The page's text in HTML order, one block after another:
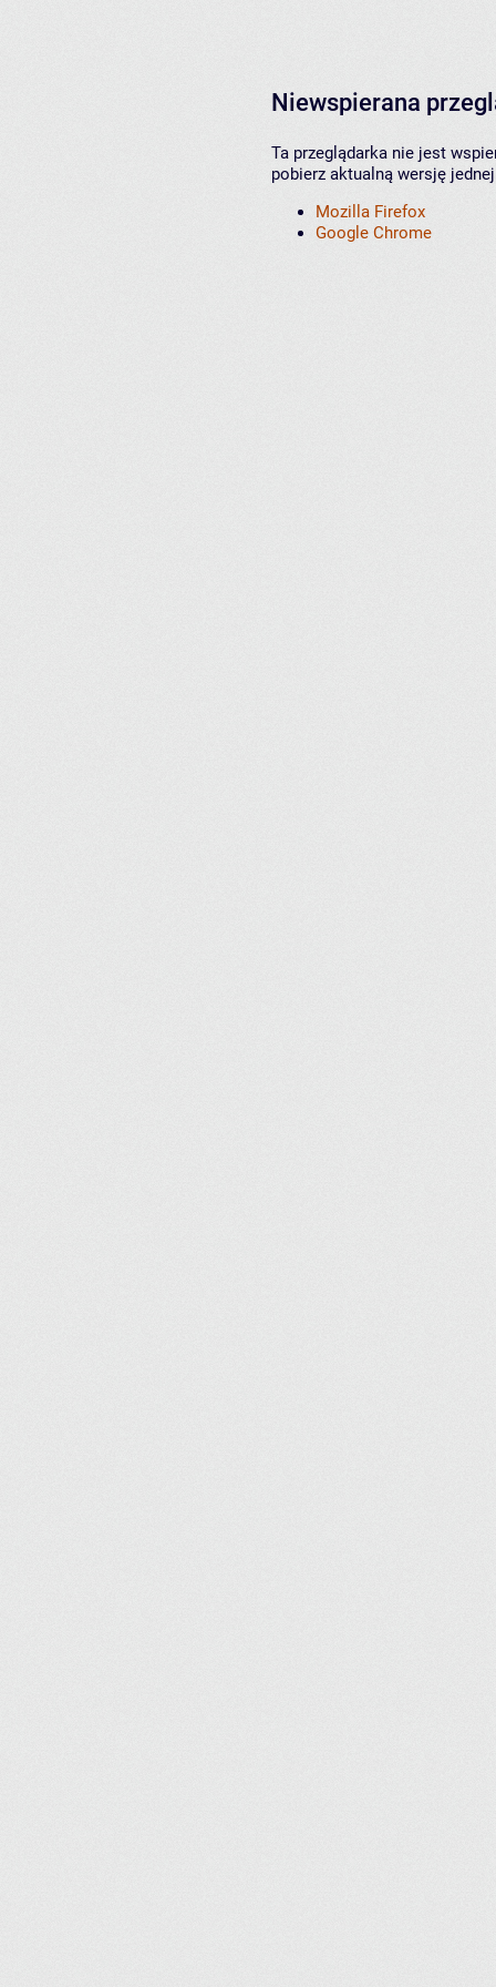
Niewspierana
Ta przeglądarka nie jest
pobierz aktualną wersję
Mozilla Firefox
Google Chrome